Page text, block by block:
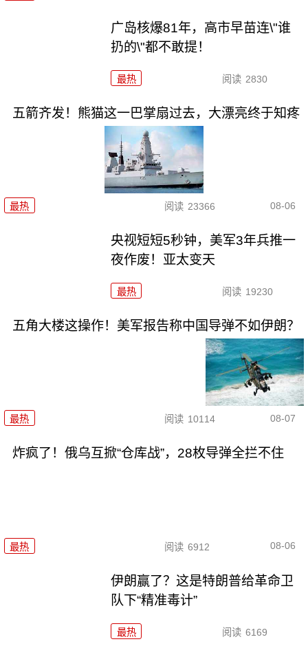
广岛核爆81年，高市早苗连\"谁
扔的\"都不敢提！
最热 阅读 2830
五箭齐发！熊猫这一巴掌扇过去，大漂亮终于知疼
最热 阅读 23366 08-06
央视短短5秒钟，美军3年兵推一
夜作废！亚太变天
最热 阅读 19230
五角大楼这操作！美军报告称中国导弹不如伊朗？
最热 阅读 10114 08-07
炸疯了！俄乌互掀“仓库战”，28枚导弹全拦不住
最热 阅读 6912 08-06
伊朗赢了？这是特朗普给革命卫
队下“精准毒计”
最热 阅读 6169